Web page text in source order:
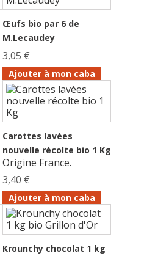
Œufs bio par 6 de
M.Lecaudey
3,05 €
Ajouter à mon caba
Carottes lavées
nouvelle récolte bio 1 Kg
Origine France.
3,40 €
Ajouter à mon caba
Krounchy chocolat 1 kg